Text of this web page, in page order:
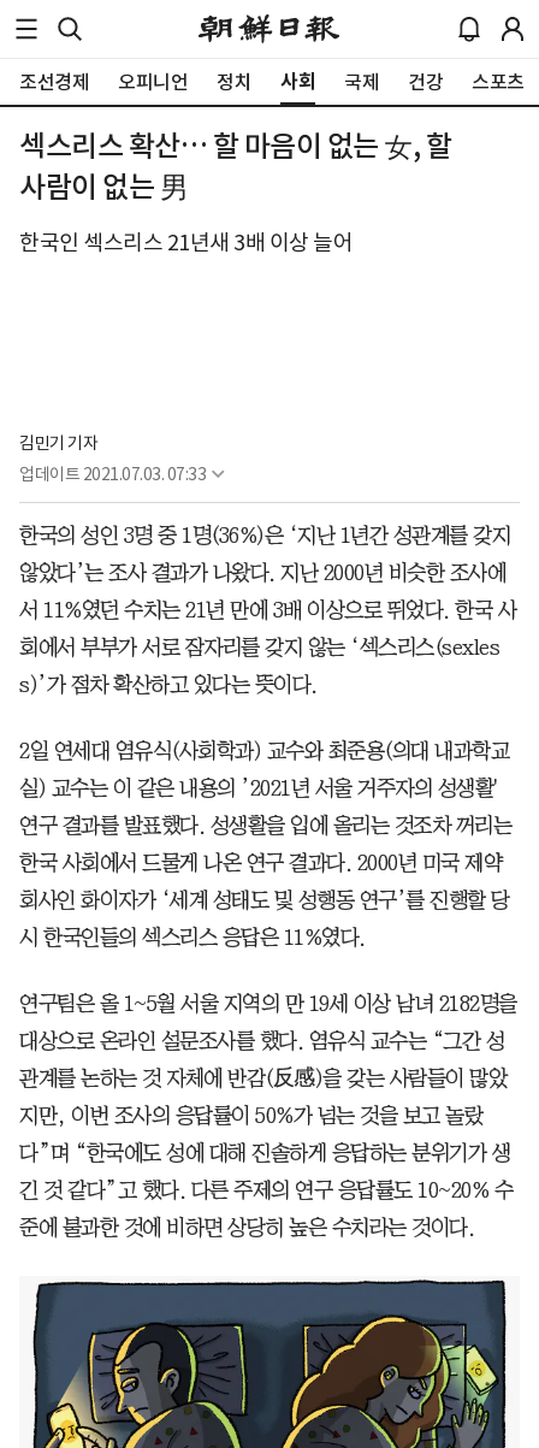
조선경제 오피니언 정치 사회 국제 건강 스포츠
섹스리스 확산… 할 마음이 없는 女, 할
사람이 없는 男
한국인 섹스리스 21년새 3배 이상 늘어
김민기 기자
업데이트 2021.07.03. 07:33
한국의 성인 3명 중 1명(36%)은 ‘지난 1년간 성관계를 갖지
않았다’는 조사 결과가 나왔다. 지난 2000년 비슷한 조사에
서 11%였던 수치는 21년 만에 3배 이상으로 뛰었다. 한국 사
회에서 부부가 서로 잠자리를 갖지 않는 ‘섹스리스(sexles
s)’가 점차 확산하고 있다는 뜻이다.
2일 연세대 염유식(사회학과) 교수와 최준용(의대 내과학교
실) 교수는 이 같은 내용의 ’2021년 서울 거주자의 성생활'
연구 결과를 발표했다. 성생활을 입에 올리는 것조차 꺼리는
한국 사회에서 드물게 나온 연구 결과다. 2000년 미국 제약
회사인 화이자가 ‘세계 성태도 및 성행동 연구’를 진행할 당
시 한국인들의 섹스리스 응답은 11%였다.
연구팀은 올 1~5월 서울 지역의 만 19세 이상 남녀 2182명을
대상으로 온라인 설문조사를 했다. 염유식 교수는 “그간 성
관계를 논하는 것 자체에 반감(反感)을 갖는 사람들이 많았
지만, 이번 조사의 응답률이 50%가 넘는 것을 보고 놀랐
다”며 “한국에도 성에 대해 진솔하게 응답하는 분위기가 생
긴 것 같다”고 했다. 다른 주제의 연구 응답률도 10~20% 수
준에 불과한 것에 비하면 상당히 높은 수치라는 것이다.